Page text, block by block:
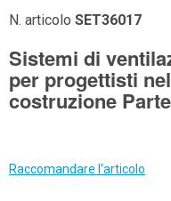
N. articolo SET36017
Sistemi di
per progettisti
costruzione
Raccomandare l'articolo